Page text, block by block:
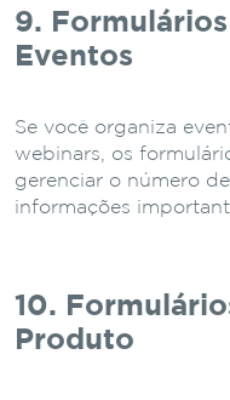
9.
Eventos
Se você organiza
webinars, os
gerenciar o número
informações
10.
Produto